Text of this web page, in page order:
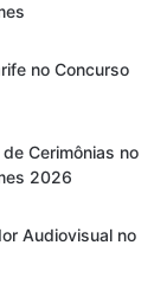
no Concurso
Cerimônias no
2026
Audiovisual no